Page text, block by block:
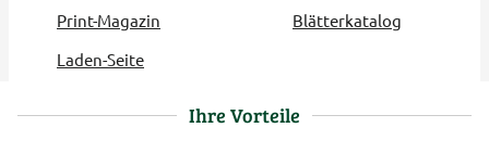
Print-Magazin
Blätterkatalog
Laden-Seite
Ihre Vorteile